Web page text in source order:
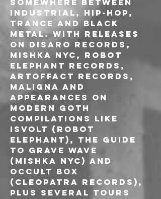
somewhere between
industrial, hip-hop,
trance and black
metal. With releases
on Disaro Records,
Mishka NYC, Robot
Elephant Records,
Artoffact Records,
Maligna and
appearances on
modern goth
compilations like
Isvolt (Robot
Elephant), The Guide
to Grave Wave
(Mishka NYC) and
Occult Box
(Cleopatra Records),
plus several tours